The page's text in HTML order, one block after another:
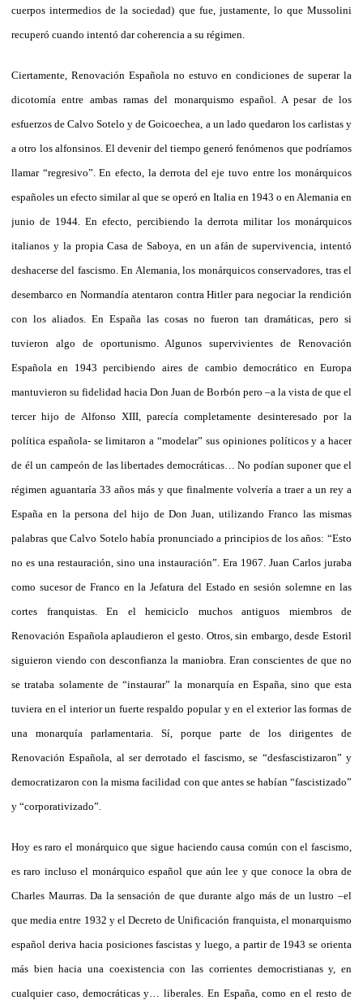
cuerpos intermedios de la sociedad) que fue, justamente, lo que Mussolini
recuperó cuando intentó dar coherencia a su régimen.
Ciertamente, Renovación Española no estuvo en condiciones de superar la
dicotomía entre ambas ramas del monarquismo español. A pesar de los
esfuerzos de Calvo Sotelo y de Goicoechea, a un lado quedaron los carlistas y
a otro los alfonsinos. El devenir del tiempo generó fenómenos que podríamos
llamar “regresivo”. En efecto, la derrota del eje tuvo entre los monárquicos
españoles un efecto similar al que se operó en Italia en 1943 o en Alemania en
junio de 1944. En efecto, percibiendo la derrota militar los monárquicos
italianos y la propia Casa de Saboya, en un afán de supervivencia, intentó
deshacerse del fascismo. En Alemania, los monárquicos conservadores, tras el
desembarco en Normandía atentaron contra Hitler para negociar la rendición
con los aliados. En España las cosas no fueron tan dramáticas, pero si
tuvieron algo de oportunismo. Algunos supervivientes de Renovación
Española en 1943 percibiendo aires de cambio democrático en Europa
mantuvieron su fidelidad hacia Don Juan de Borbón pero –a la vista de que el
tercer hijo de Alfonso XIII, parecía completamente desinteresado por la
política española- se limitaron a “modelar” sus opiniones políticos y a hacer
de él un campeón de las libertades democráticas… No podían suponer que el
régimen aguantaría 33 años más y que finalmente volvería a traer a un rey a
España en la persona del hijo de Don Juan, utilizando Franco las mismas
palabras que Calvo Sotelo había pronunciado a principios de los años: “Esto
no es una restauración, sino una instauración”. Era 1967. Juan Carlos juraba
como sucesor de Franco en la Jefatura del Estado en sesión solemne en las
cortes franquistas. En el hemiciclo muchos antiguos miembros de
Renovación Española aplaudieron el gesto. Otros, sin embargo, desde Estoril
siguieron viendo con desconfianza la maniobra. Eran conscientes de que no
se trataba solamente de “instaurar” la monarquía en España, sino que esta
tuviera en el interior un fuerte respaldo popular y en el exterior las formas de
una monarquía parlamentaria. Sí, porque parte de los dirigentes de
Renovación Española, al ser derrotado el fascismo, se “desfascistizaron” y
democratizaron con la misma facilidad con que antes se habían “fascistizado”
y “corporativizado”.
Hoy es raro el monárquico que sigue haciendo causa común con el fascismo,
es raro incluso el monárquico español que aún lee y que conoce la obra de
Charles Maurras. Da la sensación de que durante algo más de un lustro –el
que media entre 1932 y el Decreto de Unificación franquista, el monarquismo
español deriva hacia posiciones fascistas y luego, a partir de 1943 se orienta
más bien hacia una coexistencia con las corrientes democristianas y, en
cualquier caso, democráticas y… liberales. En España, como en el resto de